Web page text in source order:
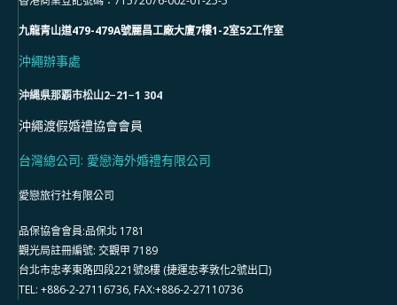
九龍青山道479-479A號麗昌工廠大廈7樓1-2室52工作室
沖繩辦事處
沖縄県那覇市松山2−21−1 304
沖繩渡假婚禮協會會員
台灣總公司: 愛戀海外婚禮有限公司
愛戀旅行社有限公司
品保協會會員:品保北 1781
觀光局註冊編號: 交觀甲 7189
台北市忠孝東路四段221號8樓 (捷運忠孝敦化2號出口)
TEL: +886-2-27116736, FAX:+886-2-27110736